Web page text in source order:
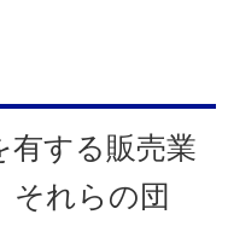
有する販売業
それらの団